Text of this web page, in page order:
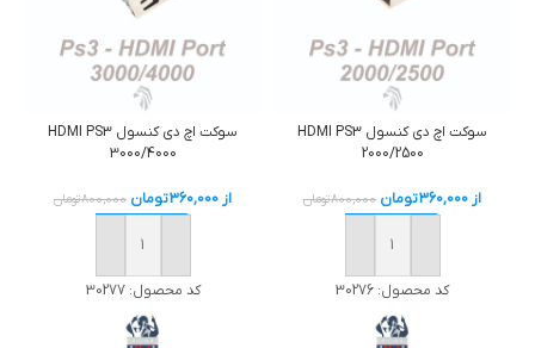
سوکت اچ دی کنسول HDMI PS3
2000/2500
از 360,000تومان 800,000تومان
خرید
کد محصول: 30276
سوکت اچ دی کنسول HDMI PS3
3000/4000
از 360,000تومان 800,000تومان
خرید
کد محصول:30277